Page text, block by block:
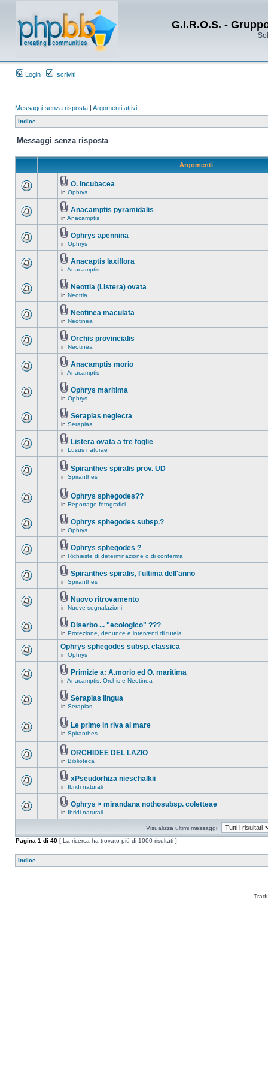
G.I.R.O.S. -
Login Iscriviti
Messaggi senza risposta | Argomenti attivi
Indice
Messaggi senza risposta
Argomenti
O. incubacea
in Ophrys
Anacamptis pyramidalis
in Anacamptis
Ophrys apennina
in Ophrys
Anacaptis laxiflora
in Anacamptis
Neottia (Listera) ovata
in Neottia
Neotinea maculata
in Neotinea
Orchis provincialis
in Neotinea
Anacamptis morio
in Anacamptis
Ophrys maritima
in Ophrys
Serapias neglecta
in Serapias
Listera ovata a tre foglie
in Lusus naturae
Spiranthes spiralis prov. UD
in Spiranthes
Ophrys sphegodes??
in Reportage fotografici
Ophrys sphegodes subsp.?
in Ophrys
Ophrys sphegodes ?
in Richieste di determinazione o di conferma
Spiranthes spiralis, l'ultima dell'anno
in Spiranthes
Nuovo ritrovamento
in Nuove segnalazioni
Diserbo ... "ecologico" ???
in Protezione, denunce e interventi di tutela
Ophrys sphegodes subsp. classica
in Ophrys
Primizie a: A.morio ed O. maritima
in Anacamptis, Orchis e Neotinea
Serapias lingua
in Serapias
Le prime in riva al mare
in Spiranthes
ORCHIDEE DEL LAZIO
in Biblioteca
xPseudorhiza nieschalkii
in Ibridi naturali
Ophrys × mirandana nothosubsp. coletteae
in Ibridi naturali
Visualizza ultimi messaggi:
Pagina 1 di 40 [ La ricerca ha trovato più di 1000 risultati ]
Indice